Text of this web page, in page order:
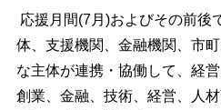
応援月間(7月)およびその前後
体、支援機関、金融機関、市
な主体が連携・協働して、経
創業、金融、技術、経営、人